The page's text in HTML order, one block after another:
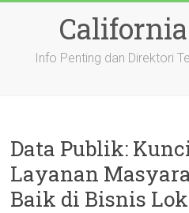
Info Penting dan Direktori
Data Publik:
Layanan
Baik di Bisnis